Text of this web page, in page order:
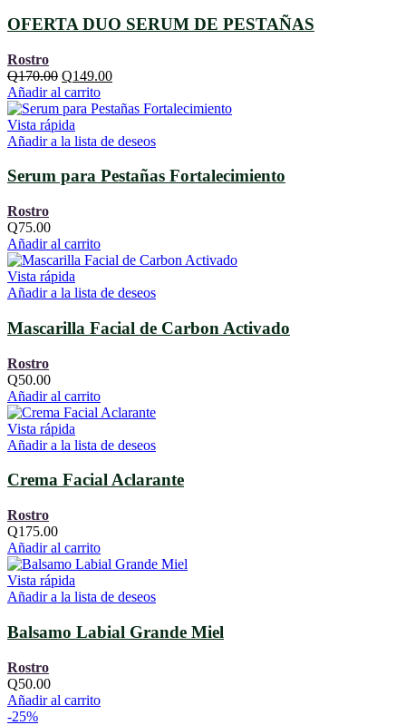
OFERTA DUO SERUM DE PESTAÑAS
Rostro
Q170.00 El
precio
original
era:
Q170.00.
Q149.00El
actual
Q149.00.
Añadir al carrito
Vista rápida
Añadir a la lista de deseos
Serum para Pestañas Fortalecimiento
Rostro
Q75.00
Añadir al carrito
Vista rápida
Añadir a la lista de deseos
Mascarilla Facial de Carbon Activado
Rostro
Q50.00
Añadir al carrito
Vista rápida
Añadir a la lista de deseos
Crema Facial Aclarante
Rostro
Q175.00
Añadir al carrito
Vista rápida
Añadir a la lista de deseos
Balsamo Labial Grande Miel
Rostro
Q50.00
Añadir al carrito
-25%